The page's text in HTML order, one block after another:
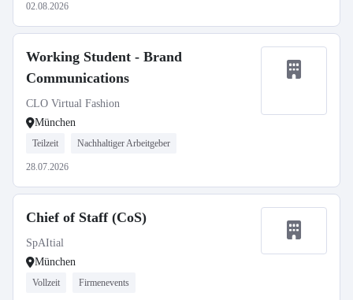
02.08.2026
Working Student - Brand
Communications
CLO Virtual Fashion
München
Teilzeit Nachhaltiger Arbeitgeber
28.07.2026
Chief of Staff (CoS)
SpAItial
München
Vollzeit Firmenevents